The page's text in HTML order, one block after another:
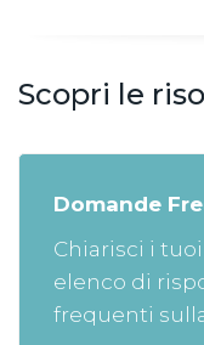
Scopri le
Domande
Chiarisci i
elenco di
frequenti